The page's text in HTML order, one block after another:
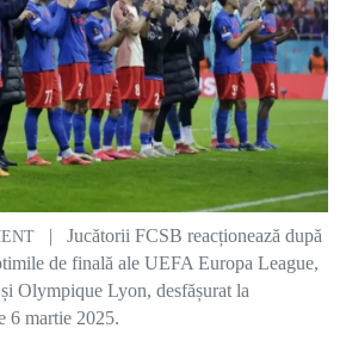
| Jucătorii FCSB reacționează după
de finală ale UEFA Europa League,
Olympique Lyon, desfășurat la
6 martie 2025.